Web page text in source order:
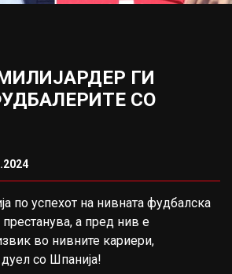
ГИ
СО
по успехот на нивната фудбалска
престанува, а пред нив е
во нивните кариери,
со Шпанија!